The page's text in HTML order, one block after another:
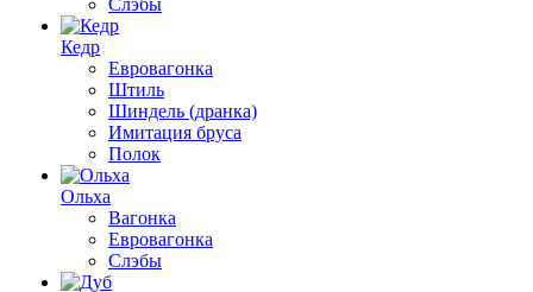
Слэбы
Кедр
Евровагонка
Штиль
Шиндель (дранка)
Имитация бруса
Полок
Ольха
Вагонка
Евровагонка
Слэбы